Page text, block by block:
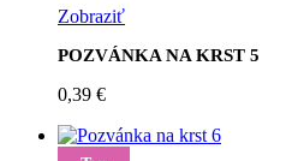
Zobraziť
POZVÁNKA NA KRST 5
0,39 €